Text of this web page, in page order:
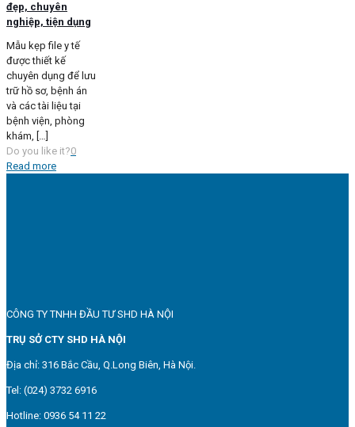
đẹp, chuyên
nghiệp, tiện dụng
Mẫu kẹp file y tế
được thiết kế
chuyên dụng để lưu
trữ hồ sơ, bệnh án
và các tài liệu tại
bệnh viện, phòng
khám, […]
Do you like it?0
Read more
CÔNG TY TNHH ĐẦU TƯ SHD HÀ NỘI
TRỤ SỞ CTY SHD HÀ NỘI
Địa chỉ: 316 Bắc Cầu, Q.Long Biên, Hà Nội.
Tel: (024) 3732 6916
Hotline: 0936 54 11 22